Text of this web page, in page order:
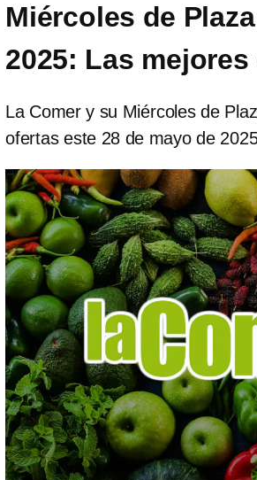
Miércoles de
2025: Las
La Comer y su Miércoles de
ofertas este 28 de mayo de